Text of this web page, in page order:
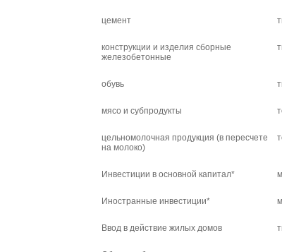
цемент
конструкции и изделия сборные
железобетонные
обувь
мясо и субпродукты
цельномолочная продукция (в пересчете
на молоко)
Инвестиции в основной капитал*
Иностранные инвестиции*
Ввод в действие жилых домов